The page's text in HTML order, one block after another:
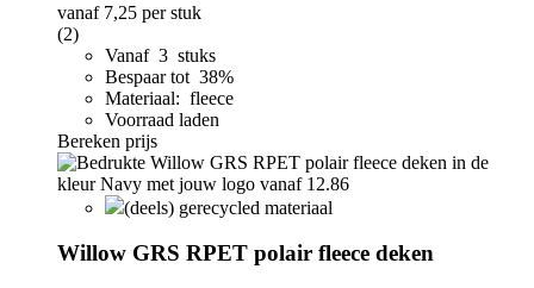
vanaf 7,25 per stuk
(2)
Vanaf 3 stuks
Bespaar tot 38%
Materiaal: fleece
Voorraad laden
Bereken prijs
(deels) gerecycled materiaal
Willow GRS RPET polair fleece deken